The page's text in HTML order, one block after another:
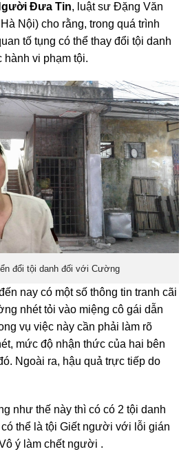
Đưa Tin, luật sư Đặng Văn
Nội) cho rằng, trong quá trình
tố tụng có thể thay đổi tội danh
vi phạm tội.
đổi tội danh đối với Cường
nay có một số thông tin tranh cãi
nhét tỏi vào miệng cô gái dẫn
vụ việc này cần phải làm rõ
mức độ nhận thức của hai bên
Ngoài ra, hậu quả trực tiếp do
như thế này thì có có 2 tội danh
thể là tội Giết người với lỗi gián
ý làm chết người .